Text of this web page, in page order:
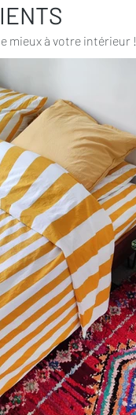
mieux à votre intérieur !